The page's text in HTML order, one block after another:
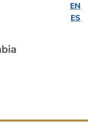
EN
ES